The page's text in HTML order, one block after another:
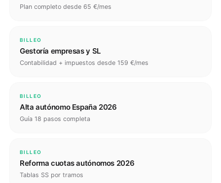
Plan completo desde 65 €/mes
BILLEO
Gestoría empresas y SL
Contabilidad + impuestos desde 159 €/mes
BILLEO
Alta autónomo España 2026
Guía 18 pasos completa
BILLEO
Reforma cuotas autónomos 2026
Tablas SS por tramos